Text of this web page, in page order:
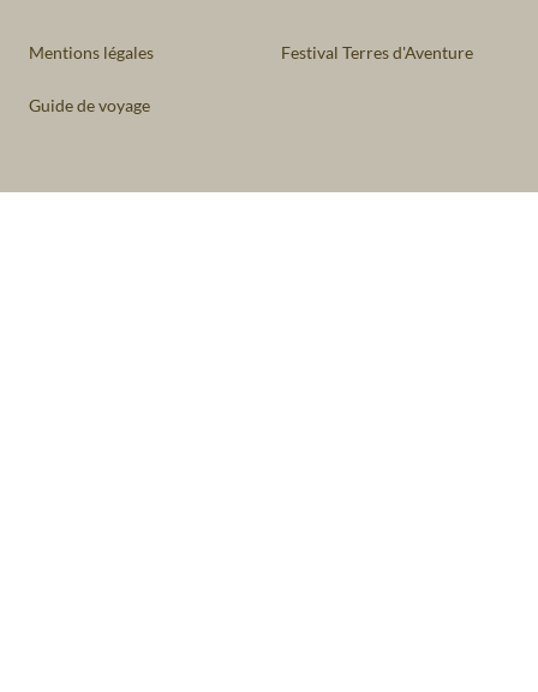
Mentions légales Festival Terres d'Aventure
Guide de voyage